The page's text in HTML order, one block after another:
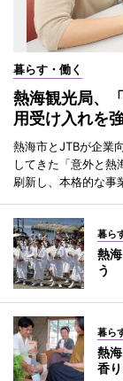
暮らす・働く
熱海観光局、
用受け入れを
熱海市とJTBが企業
してきた「意外と
刷新し、本格的な事
暮ら
熱
う
暮ら
熱
香